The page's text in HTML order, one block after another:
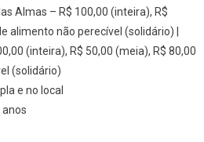
Almas – R$ 100,00 (inteira), R$
alimento não perecível (solidário) |
(inteira), R$ 50,00 (meia), R$ 80,00
(solidário)
e no local